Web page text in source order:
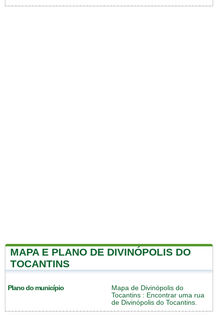
MAPA E PLANO DE DIVINÓPOLIS DO
TOCANTINS
Plano do município
Mapa de Divinópolis do
Tocantins : Encontrar uma rua
de Divinópolis do Tocantins.